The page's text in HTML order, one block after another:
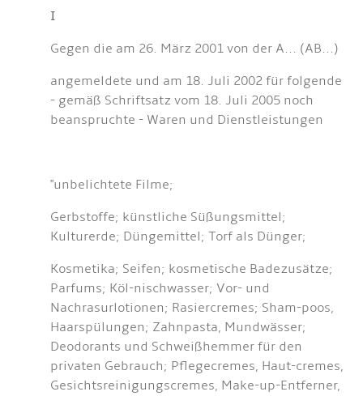
I
Gegen die am 26. März 2001 von der A... (AB...)
angemeldete und am 18. Juli 2002 für folgende
- gemäß Schriftsatz vom 18. Juli 2005 noch
beanspruchte - Waren und Dienstleistungen
"unbelichtete Filme;
Gerbstoffe; künstliche Süßungsmittel;
Kulturerde; Düngemittel; Torf als Dünger;
Kosmetika; Seifen; kosmetische Badezusätze;
Parfums; Köl-nischwasser; Vor- und
Nachrasurlotionen; Rasiercremes; Sham-poos,
Haarspülungen; Zahnpasta, Mundwässer;
Deodorants und Schweißhemmer für den
privaten Gebrauch; Pflegecremes, Haut-cremes,
Gesichtsreinigungscremes, Make-up-Entferner,